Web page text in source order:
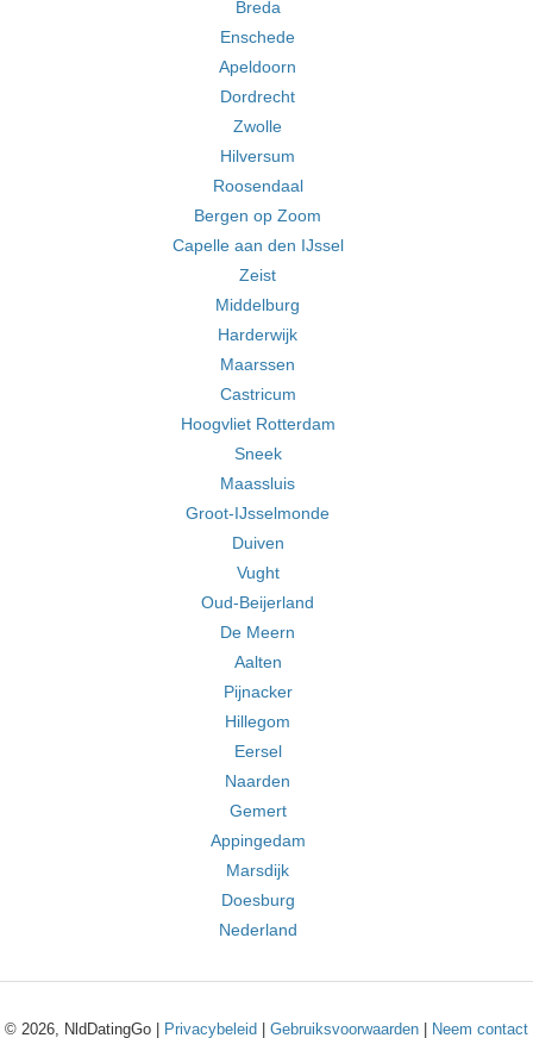
Breda
Enschede
Apeldoorn
Dordrecht
Zwolle
Hilversum
Roosendaal
Bergen op Zoom
Capelle aan den IJssel
Zeist
Middelburg
Harderwijk
Maarssen
Castricum
Hoogvliet Rotterdam
Sneek
Maassluis
Groot-IJsselmonde
Duiven
Vught
Oud-Beijerland
De Meern
Aalten
Pijnacker
Hillegom
Eersel
Naarden
Gemert
Appingedam
Marsdijk
Doesburg
Nederland
© 2026, NldDatingGo | Privacybeleid Gebruiksvoorwaarden Neem contact